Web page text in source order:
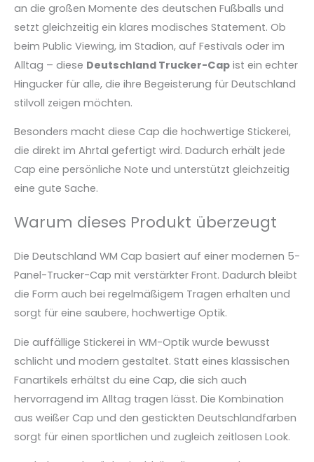
an die großen Momente des deutschen Fußballs und
setzt gleichzeitig ein klares modisches Statement. Ob
beim Public Viewing, im Stadion, auf Festivals oder im
Alltag – diese Deutschland Trucker-Cap ist ein echter
Hingucker für alle, die ihre Begeisterung für Deutschland
stilvoll zeigen möchten.
Besonders macht diese Cap die hochwertige Stickerei,
die direkt im Ahrtal gefertigt wird. Dadurch erhält jede
Cap eine persönliche Note und unterstützt gleichzeitig
eine gute Sache.
Warum dieses Produkt überzeugt
Die Deutschland WM Cap basiert auf einer modernen 5-
Panel-Trucker-Cap mit verstärkter Front. Dadurch bleibt
die Form auch bei regelmäßigem Tragen erhalten und
sorgt für eine saubere, hochwertige Optik.
Die auffällige Stickerei in WM-Optik wurde bewusst
schlicht und modern gestaltet. Statt eines klassischen
Fanartikels erhältst du eine Cap, die sich auch
hervorragend im Alltag tragen lässt. Die Kombination
aus weißer Cap und den gestickten Deutschlandfarben
sorgt für einen sportlichen und zugleich zeitlosen Look.